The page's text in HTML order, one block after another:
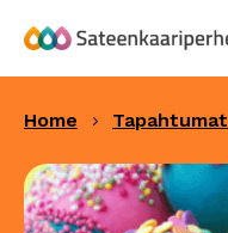
sisältöön
Home Tapahtumat